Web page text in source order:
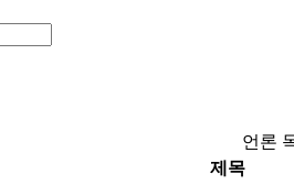
언론
제목